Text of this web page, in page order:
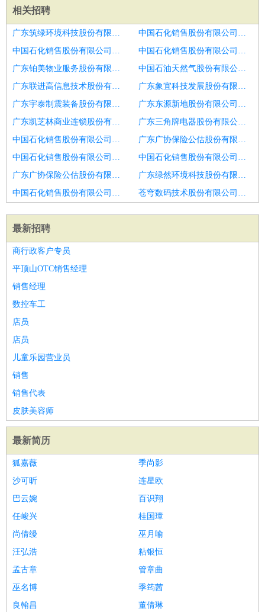
相关招聘
广东筑绿环境科技股份有限公司招聘口腔执业医生
中国石化销售股份有限公司广东中山小榄加油站招聘高薪高级种植医生口腔医生
中国石化销售股份有限公司广东深圳岗源加油站招聘口腔执业医生
中国石化销售股份有限公司广东汕头鮀浦加油站招聘口腔医生,正畸医生,种植医生
广东铂美物业服务股份有限公司盘锦分公司招聘口腔助理医生
中国石油天然气股份有限公司广东东莞北潢经营部招聘口腔医生
广东联进高信息技术股份有限公司招聘口腔医生
广东象宜科技发展股份有限公司招聘口腔医生
广东宇泰制震装备股份有限公司招聘口腔助理医师
广东东源新地股份有限公司中山分公司招聘精神科助理医生
广东凯芝林商业连锁股份有限公司汕头外砂虹璟湾分公司招聘中医医生,中西医结合,中医妇科,中医儿科,中医内科,中医外科,针灸推拿
广东三角牌电器股份有限公司招聘济南市招聘保健医生6
中国石化销售股份有限公司广东清远英德新城中心加油站招聘口腔助理
广东广协保险公估股份有限公司茂名市分公司招聘洁牙师
中国石化销售股份有限公司广东广州上漖加油站东站招聘口腔助理医生
中国石化销售股份有限公司广东广州上漖加油站东站招聘精神科临床助理医师
广东广协保险公估股份有限公司茂名市分公司招聘口腔助理医师
广东绿然环境科技股份有限公司惠州仲恺分公司招聘内科医生
中国石化销售股份有限公司广东云浮新世纪大道加油站招聘医生助理
苍穹数码技术股份有限公司广东分公司招聘彩超
最新招聘
商行政客户专员
平顶山OTC销售经理
销售经理
数控车工
店员
店员
儿童乐园营业员
销售
销售代表
皮肤美容师
最新简历
狐嘉薇
季尚影
沙可昕
连星欧
巴云婉
百识翔
任峻兴
桂国璋
尚倩缦
巫月喻
汪弘浩
粘银恒
孟古章
管章曲
巫名博
季筠茜
良翰昌
董倩琳